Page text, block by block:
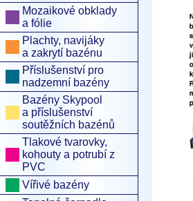
Mozaikové obklady
a fólie
Plachty, navijáky
a zakrytí bazénu
Příslušenství pro
nadzemní bazény
Bazény Skypool
a příslušenství
soutěžních bazénů
Tlakové tvarovky,
kohouty a potrubí z
PVC
Vířivé bazény